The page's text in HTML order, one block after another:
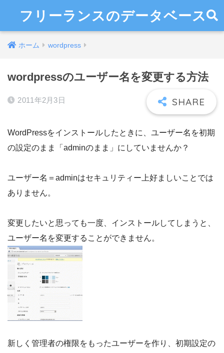
フリーランスのデータベース
ホーム wordpress
wordpressのユーザー名を変更する方法
2011年2月3日
WordPressをインストールしたときに、ユーザー名を初期
の設定のまま「adminのまま」にしていませんか？
ユーザー名＝adminはセキュリティー上好ましいことでは
ありません。
変更したいと思っても一度、インストールしてしまうと、
ユーザー名を変更することができません。
新しく管理者の権限をもったユーザーを作り、初期設定の